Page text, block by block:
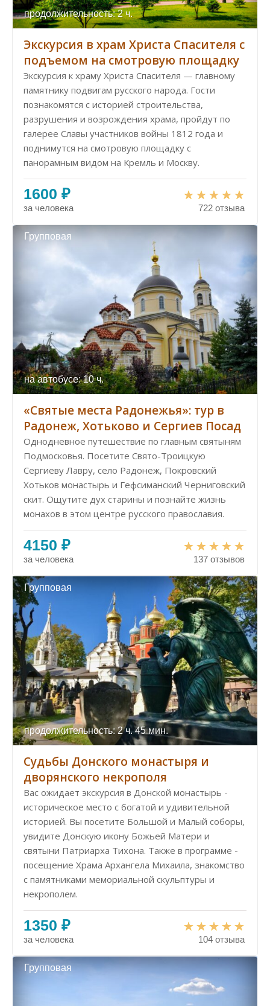
продолжительность: 2 ч.
Экскурсия в храм Христа Спасителя с
подъемом на смотровую площадку
Экскурсия к храму Христа Спасителя — главному
памятнику подвигам русского народа. Гости
познакомятся с историей строительства,
разрушения и возрождения храма, пройдут по
галерее Славы участников войны 1812 года и
поднимутся на смотровую площадку с
панорамным видом на Кремль и Москву.
1600 ₽
за человека 722 отзыва
Групповая
на автобусе: 10 ч.
«Святые места Радонежья»: тур в
Радонеж, Хотьково и Сергиев Посад
Однодневное путешествие по главным святыням
Подмосковья. Посетите Свято-Троицкую
Сергиеву Лавру, село Радонеж, Покровский
Хотьков монастырь и Гефсиманский Черниговский
скит. Ощутите дух старины и познайте жизнь
монахов в этом центре русского православия.
4150 ₽
за человека 137 отзывов
Групповая
продолжительность: 2 ч. 45 мин.
Судьбы Донского монастыря и
дворянского некрополя
Вас ожидает экскурсия в Донской монастырь -
историческое место с богатой и удивительной
историей. Вы посетите Большой и Малый соборы,
увидите Донскую икону Божьей Матери и
святыни Патриарха Тихона. Также в программе -
посещение Храма Архангела Михаила, знакомство
с памятниками мемориальной скульптуры и
некрополем.
1350 ₽
за человека 104 отзыва
Групповая